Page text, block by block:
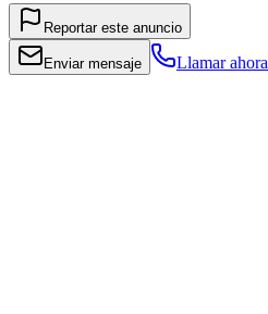
Reportar este anuncio
Enviar mensaje Llamar ahora